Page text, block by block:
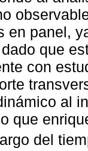
en panel,
que
con
al
que
del